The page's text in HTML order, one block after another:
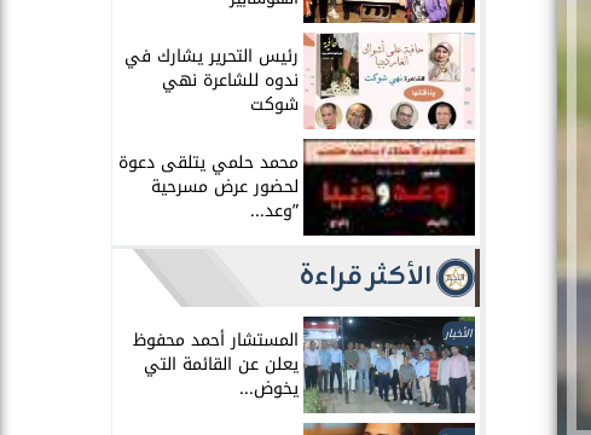
رئيس التحرير يشارك في
ندوه للشاعرة نهي
شوكت
محمد حلمي يتلقى دعوة
لحضور عرض مسرحية
”وعد...
الأكثر قراءة
الأخبار المستشار أحمد محفوظ
يعلن عن القائمة التي
يخوض...